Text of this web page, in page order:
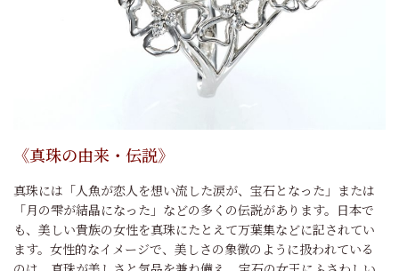
《真珠の由来・伝説》
真珠には「人魚が恋人を想い流した涙が、宝石となった」または
「月の雫が結晶になった」などの多くの伝説があります。日本で
も、美しい貴族の女性を真珠にたとえて万葉集などに記されてい
ます。女性的なイメージで、美しさの象徴のように扱われている